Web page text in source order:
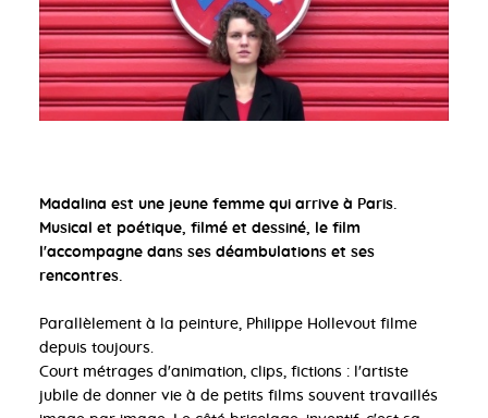
Madalina est une jeune femme qui arrive à Paris.
Musical et poétique, filmé et dessiné, le film
l'accompagne dans ses déambulations et ses
rencontres.
Parallèlement à la peinture, Philippe Hollevout filme
depuis toujours.
Court métrages d'animation, clips, fictions : l'artiste
jubile de donner vie à de petits films souvent travaillés